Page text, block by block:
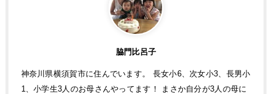
脇門比呂子
神奈川県横須賀市に住んでいます。 長女小6、次女小3、長男小
1、小学生3人のお母さんやってます！ まさか自分が3人の母に